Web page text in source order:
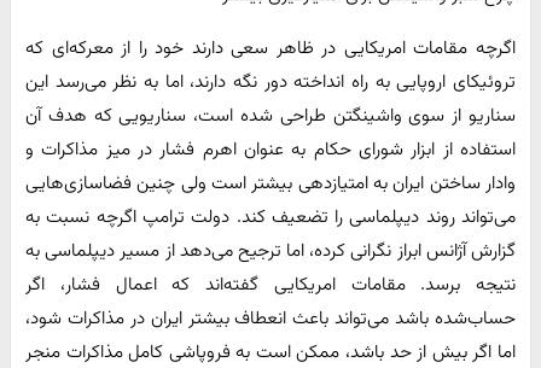
اگرچه مقامات امریکایی در ظاهر سعی دارند خود را از معرکه‌ای که
تروئیکای اروپایی به راه انداخته دور نگه دارند، اما به نظر می‌رسد این
سناریو از سوی واشینگتن طراحی شده است، سناریویی که هدف آن
استفاده از ابزار شورای حکام به عنوان اهرم فشار در میز مذاکرات و
وادار ساختن ایران به امتیازدهی بیشتر است ولی چنین فضاسازی‌هایی
می‌تواند روند دیپلماسی را تضعیف کند. دولت ترامپ اگرچه نسبت به
گزارش آژانس ابراز نگرانی کرده، اما ترجیح می‌دهد از مسیر دیپلماسی به
نتیجه برسد. مقامات امریکایی گفته‌اند که اعمال فشار، اگر
حساب‌شده باشد می‌تواند باعث انعطاف بیشتر ایران در مذاکرات شود،
اما اگر بیش از حد باشد، ممکن است به فروپاشی کامل مذاکرات منجر